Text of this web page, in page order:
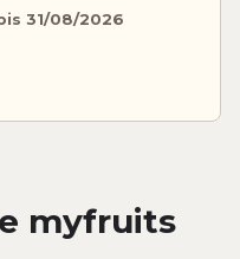
31/08/2026
myfruits